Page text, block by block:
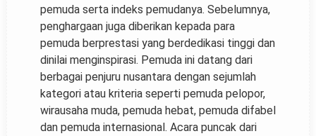
pemuda serta indeks pemudanya. Sebelumnya,
penghargaan juga diberikan kepada para
pemuda berprestasi yang berdedikasi tinggi dan
dinilai menginspirasi. Pemuda ini datang dari
berbagai penjuru nusantara dengan sejumlah
kategori atau kriteria seperti pemuda pelopor,
wirausaha muda, pemuda hebat, pemuda difabel
dan pemuda internasional. Acara puncak dari